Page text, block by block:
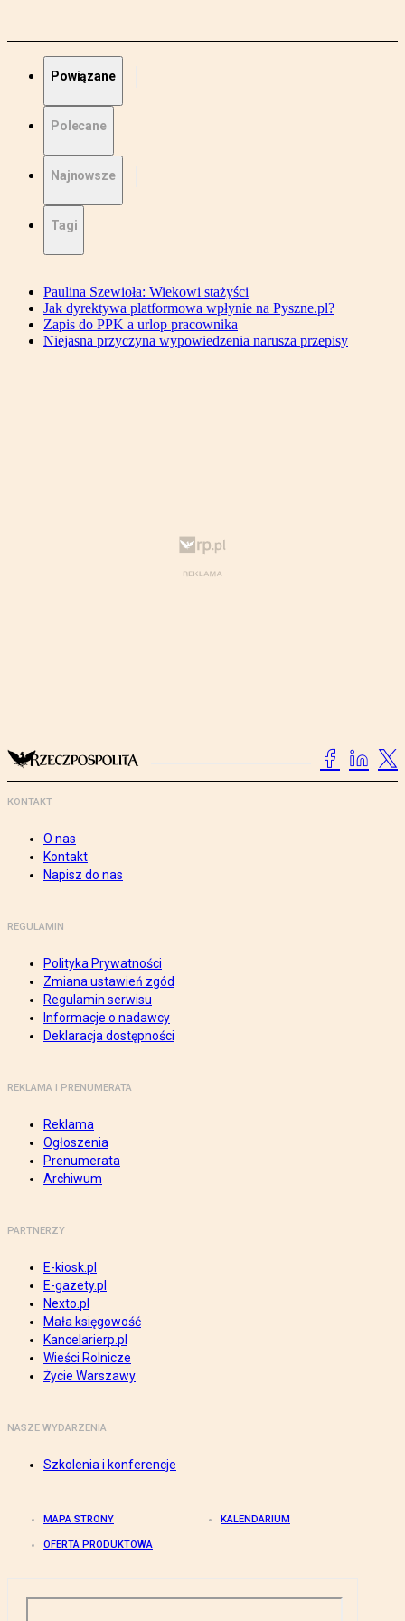
Powiązane
Polecane
Najnowsze
Tagi
Paulina Szewioła: Wiekowi stażyści
Jak dyrektywa platformowa wpłynie na Pyszne.pl?
Zapis do PPK a urlop pracownika
Niejasna przyczyna wypowiedzenia narusza przepisy
KONTAKT
O nas
Kontakt
Napisz do nas
REGULAMIN
Polityka Prywatności
Zmiana ustawień zgód
Regulamin serwisu
Informacje o nadawcy
Deklaracja dostępności
REKLAMA I PRENUMERATA
Reklama
Ogłoszenia
Prenumerata
Archiwum
PARTNERZY
E-kiosk.pl
E-gazety.pl
Nexto.pl
Mała księgowość
Kancelarierp.pl
Wieści Rolnicze
Życie Warszawy
NASZE WYDARZENIA
Szkolenia i konferencje
MAPA STRONY KALENDARIUM
OFERTA PRODUKTOWA